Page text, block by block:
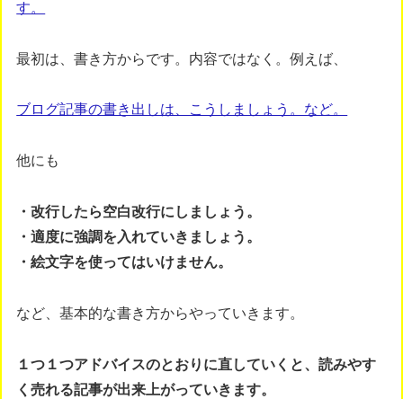
す。
最初は、書き方からです。内容ではなく。例えば、
ブログ記事の書き出しは、こうしましょう。など。
他にも
・改行したら空白改行にしましょう。
・適度に強調を入れていきましょう。
・絵文字を使ってはいけません。
など、基本的な書き方からやっていきます。
１つ１つアドバイスのとおりに直していくと、読みやす
く売れる記事が出来上がっていきます。